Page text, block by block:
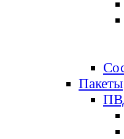
Пакеты